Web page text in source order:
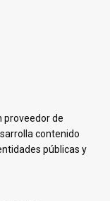
proveedor de
contenido
públicas y